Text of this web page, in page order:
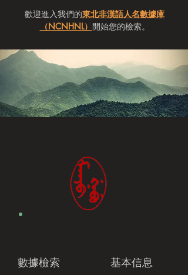
歡迎進入我們的東北非漢語人名數據庫
（NCNHNL） 開始您的檢索。
數據檢索 基本信息